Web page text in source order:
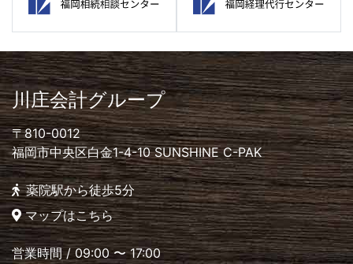
川庄会計グループ
〒810-0012
福岡市中央区白金1-4-10 SUNSHINE C-PAK
薬院駅から徒歩5分
マップはこちら
営業時間 / 09:00 〜 17:00